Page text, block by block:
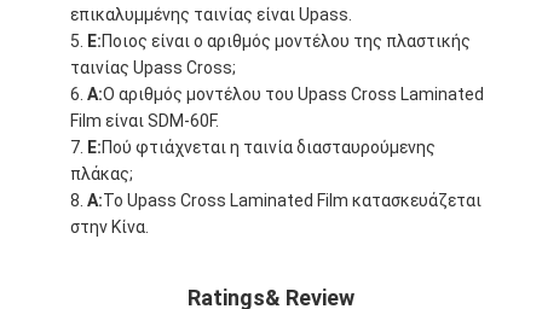
επικαλυμμένης ταινίας είναι Upass.
Ε:Ποιος είναι ο αριθμός μοντέλου της πλαστικής
ταινίας Upass Cross;
Α:Ο αριθμός μοντέλου του Upass Cross Laminated
Film είναι SDM-60F.
Ε:Πού φτιάχνεται η ταινία διασταυρούμενης
πλάκας;
Α:Το Upass Cross Laminated Film κατασκευάζεται
στην Κίνα.
Ratings& Review